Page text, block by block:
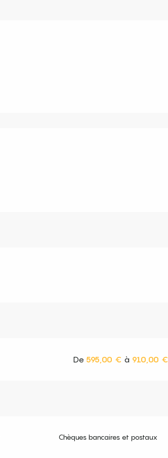
De 595,00 € à 910,00 €
Chèques bancaires et postaux